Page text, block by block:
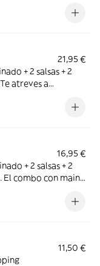
21,95 €
+ 2 salsas + 2
atreves a
16,95 €
+ 2 salsas + 2
El combo con main
11,50 €